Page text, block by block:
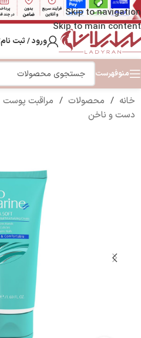
Skip to navigation
Skip to main content
ورود / ثبت نام
منوفهرست
خانه / محصولات / مراقبت پوست
دست و ناخن